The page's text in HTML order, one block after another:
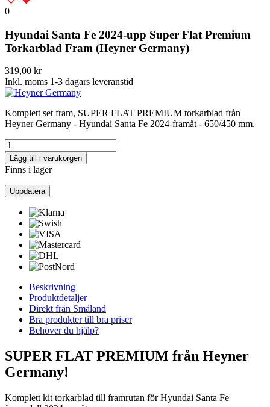
0
Hyundai Santa Fe 2024-upp Super Flat Premium
Torkarblad Fram (Heyner Germany)
319,00 kr
Inkl. moms 1-3 dagars leveranstid
Komplett set fram, SUPER FLAT PREMIUM torkarblad från
Heyner Germany - Hyundai Santa Fe 2024-framåt - 650/450 mm.
Lägg till i varukorgen
Finns i lager
Beskrivning
Produktdetaljer
Direkt från Småland
Bra produkter till bra priser
Behöver du hjälp?
SUPER FLAT PREMIUM från Heyner
Germany!
Komplett kit torkarblad till framrutan för Hyundai Santa Fe